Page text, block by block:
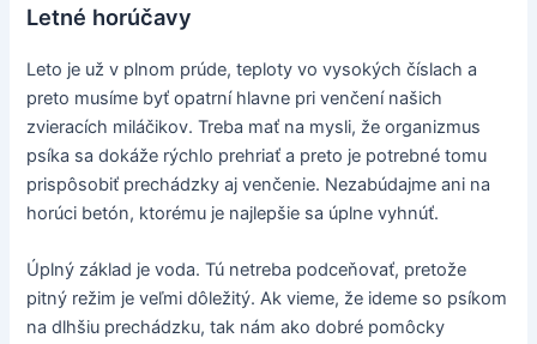
Letné horúčavy
Leto je už v plnom prúde, teploty vo vysokých číslach a
preto musíme byť opatrní hlavne pri venčení našich
zvieracích miláčikov. Treba mať na mysli, že organizmus
psíka sa dokáže rýchlo prehriať a preto je potrebné tomu
prispôsobiť prechádzky aj venčenie. Nezabúdajme ani na
horúci betón, ktorému je najlepšie sa úplne vyhnúť.
Úplný základ je voda. Tú netreba podceňovať, pretože
pitný režim je veľmi dôležitý. Ak vieme, že ideme so psíkom
na dlhšiu prechádzku, tak nám ako dobré pomôcky